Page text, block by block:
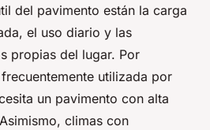
del pavimento están la carga
el uso diario y las
propias del lugar. Por
utilizada por
un pavimento con alta
climas con